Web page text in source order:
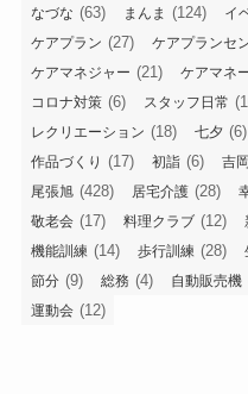
なづな (63) まんま (124) イ
ケアプラン (27) ケアプランセ
ケアマネジャー (21) ケアマネ
コロナ対策 (6) スタッフ日常
レクリエーション (18) 七夕 (6)
作品づくり (17) 初詣 (6) 吉
尾張旭 (428) 居宅介護 (28)
敬老会 (17) 料理クラブ (12)
機能訓練 (14) 歩行訓練 (28)
節分 (9) 総務 (4) 自動販売機
運動会 (12)